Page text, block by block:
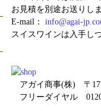
お見積を別途お送りし
E-mail： info@agai-
スイスワインは入手し
アガイ商事(株) 〒
フリーダイヤル